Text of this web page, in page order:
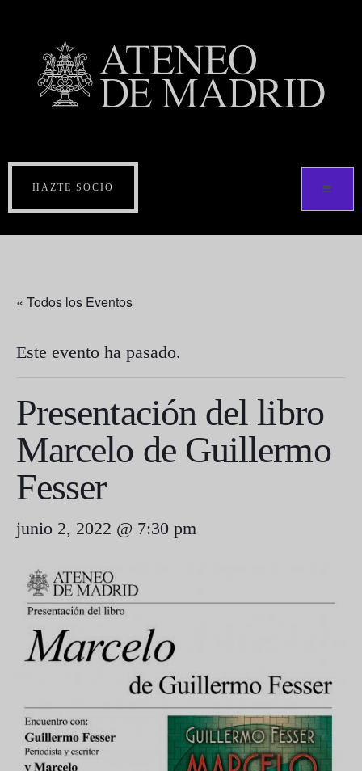
HAZTE SOCIO
« Todos los Eventos
Este evento ha pasado.
Presentación del libro
Marcelo de Guillermo
Fesser
junio 2, 2022 @ 7:30 pm